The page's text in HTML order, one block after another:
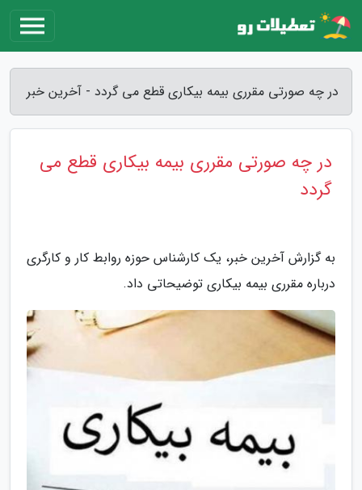
در چه صورتی مقرری بیمه بیکاری قطع می گردد - آخرین خبر
در چه صورتی مقرری بیمه بیکاری قطع می
گردد
به گزارش آخرین خبر، یک کارشناس حوزه روابط کار و کارگری
درباره مقرری بیمه بیکاری توضیحاتی داد.